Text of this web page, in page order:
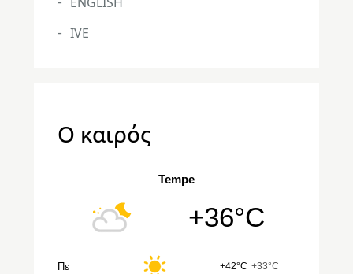
IVE
Ο καιρός
Tempe
+36°C
Πε +42°C +33°C